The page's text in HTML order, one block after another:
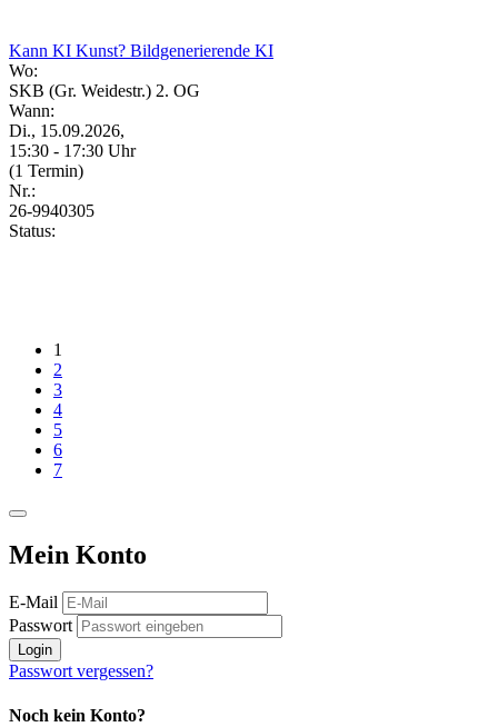
Kann KI Kunst? Bildgenerierende KI
Wo:
SKB (Gr. Weidestr.) 2. OG
Wann:
Di., 15.09.2026,
15:30 - 17:30 Uhr
(1 Termin)
Nr.:
26-9940305
Status:
1
2
3
4
5
6
7
Mein Konto
E-Mail
Passwort
Login
Passwort vergessen?
Noch kein Konto?